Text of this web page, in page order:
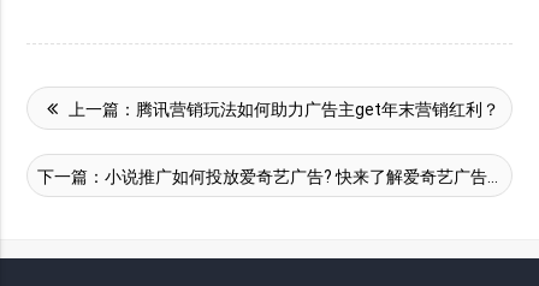
上一篇： 腾讯营销玩法如何助力广告主get年末营销红利？
下一篇：小说推广如何投放爱奇艺广告? 快来了解爱奇艺广告投放~